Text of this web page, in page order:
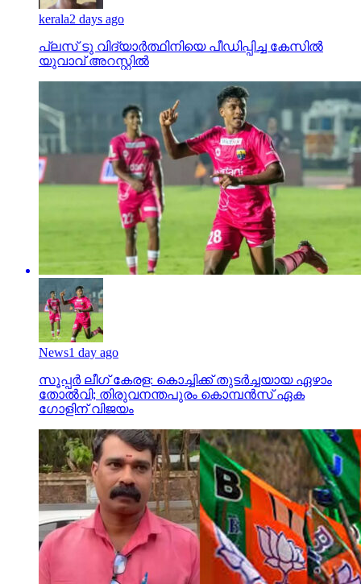
kerala2 days ago
പ്ലസ് ടു വിദ്യാര്‍ത്ഥിനിയെ പീഡിപ്പിച്ച കേസില്‍
യുവാവ് അറസ്റ്റില്‍
News1 day ago
സൂപ്പര്‍ ലീഗ് കേരള: കൊച്ചിക്ക് തുടര്‍ച്ചയായ ഏഴാം
തോല്‍വി; തിരുവനന്തപുരം കൊമ്പന്‍സ് ഏക
ഗോളിന് വിജയം